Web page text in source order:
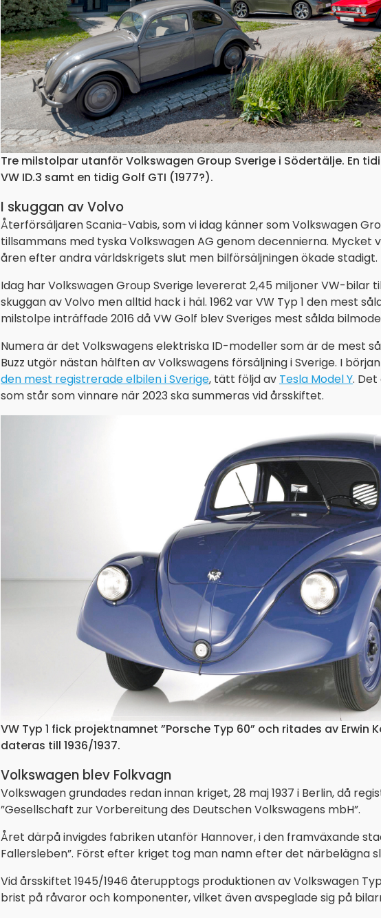
Tre milstolpar utanför Volkswagen Group Sverige i Södertälje. En
VW ID.3 samt en tidig Golf GTI (1977?).
I skuggan av Volvo
Återförsäljaren Scania-Vabis, som vi idag känner som Volkswagen
tillsammans med tyska Volkswagen AG genom decennierna. Mycket
åren efter andra världskrigets slut men bilförsäljningen ökade stadigt.
Idag har Volkswagen Group Sverige levererat 2,45 miljoner VW-bilar
skuggan av Volvo men alltid hack i häl. 1962 var VW Typ 1 den mest
milstolpe inträffade 2016 då VW Golf blev Sveriges mest sålda
Numera är det Volkswagens elektriska ID-modeller som är de mest
Buzz utgör nästan hälften av Volkswagens försäljning i Sverige. I
den mest registrerade elbilen i Sverige, tätt följd av Tesla Model Y.
som står som vinnare när 2023 ska summeras vid årsskiftet.
VW Typ 1 fick projektnamnet ”Porsche Typ 60” och ritades av Erwin
dateras till 1936/1937.
Volkswagen blev Folkvagn
Volkswagen grundades redan innan kriget, 28 maj 1937 i Berlin, då
”Gesellschaft zur Vorbereitung des Deutschen Volkswagens mbH”.
Året därpå invigdes fabriken utanför Hannover, i den framväxande
Fallersleben”. Först efter kriget tog man namn efter det närbelägna
Vid årsskiftet 1945/1946 återupptogs produktionen av Volkswagen
brist på råvaror och komponenter, vilket även avspeglade sig på